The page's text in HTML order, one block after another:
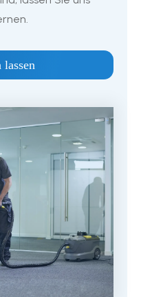
lassen